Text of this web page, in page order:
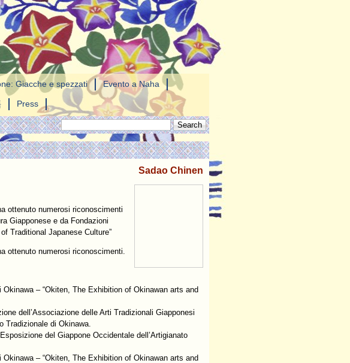
Giacche e spezzati Evento a Naha
Press
Sadao Chinen
ottenuto numerosi riconoscimenti
Giapponese e da Fondazioni
Traditional Japanese Culture”
ottenuto numerosi riconoscimenti.
– “Okiten, The Exhibition of Okinawan arts and
dell’Associazione delle Arti Tradizionali Giapponesi
Tradizionale di Okinawa.
del Giappone Occidentale dell’Artigianato
– “Okiten, The Exhibition of Okinawan arts and